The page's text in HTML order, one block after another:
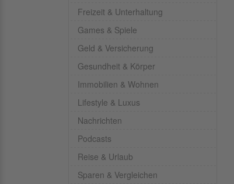
Freizeit & Unterhaltung
Games & Spiele
Geld & Versicherung
Gesundheit & Körper
Immobilien & Wohnen
Lifestyle & Luxus
Nachrichten
Podcasts
Reise & Urlaub
Sparen & Vergleichen